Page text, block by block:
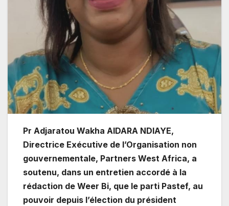
Pr Adjaratou Wakha AIDARA NDIAYE,
Directrice Exécutive de l’Organisation non
gouvernementale, Partners West Africa, a
soutenu, dans un entretien accordé à la
rédaction de Weer Bi, que le parti Pastef, au
pouvoir depuis l’élection du président